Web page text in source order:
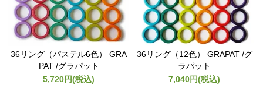
36リング（パステル6色） GRA
PAT /グラパット
5,720円(税込)
36リング（12色） GRAPAT /グ
ラパット
7,040円(税込)